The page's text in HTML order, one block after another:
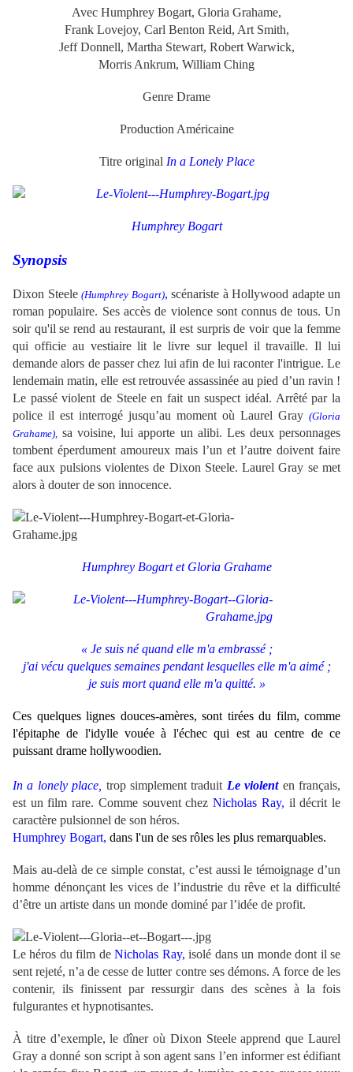
Avec Humphrey Bogart, Gloria Grahame,
Frank Lovejoy, Carl Benton Reid, Art Smith,
Jeff Donnell, Martha Stewart, Robert Warwick,
Morris Ankrum, William Ching
Genre Drame
Production Américaine
Titre original In a Lonely Place
Humphrey Bogart
Synopsis
Dixon Steele (Humphrey Bogart), scénariste à Hollywood adapte un
roman populaire. Ses accès de violence sont connus de tous. Un
soir qu'il se rend au restaurant, il est surpris de voir que la femme
qui officie au vestiaire lit le livre sur lequel il travaille. Il lui
demande alors de passer chez lui afin de lui raconter l'intrigue. Le
lendemain matin, elle est retrouvée assassinée au pied d’un ravin !
Le passé violent de Steele en fait un suspect idéal. Arrêté par la
police il est interrogé jusqu’au moment où Laurel Gray (Gloria
Grahame), sa voisine, lui apporte un alibi. Les deux personnages
tombent éperdument amoureux mais l’un et l’autre doivent faire
face aux pulsions violentes de Dixon Steele. Laurel Gray se met
alors à douter de son innocence.
Humphrey Bogart et Gloria Grahame
« Je suis né quand elle m'a embrassé ;
j'ai vécu quelques semaines pendant lesquelles elle m'a aimé ;
je suis mort quand elle m'a quitté. »
Ces quelques lignes douces-amères, sont tirées du film, comme
l'épitaphe de l'idylle vouée à l'échec qui est au centre de ce
puissant drame hollywoodien.
In a lonely place, trop simplement traduit Le violenten français,
est un film rare. Comme souvent chezNicholas Ray, il décrit le
caractère pulsionnel de son héros.
Humphrey Bogart, dans l'un de ses rôles les plus remarquables.
Mais au-delà de ce simple constat, c’est aussi le témoignage d’un
homme dénonçant les vices de l’industrie du rêve et la difficulté
d’être un artiste dans un monde dominé par l’idée de profit.
Le héros du film deNicholas Ray, isolé dans un monde dont il se
sent rejeté, n’a de cesse de lutter contre ses démons. A force de les
contenir, ils finissent par ressurgir dans des scènes à la fois
fulgurantes et hypnotisantes.
À titre d’exemple, le dîner où Dixon Steele apprend que Laurel
Gray a donné son script à son agent sans l’en informer est édifiant